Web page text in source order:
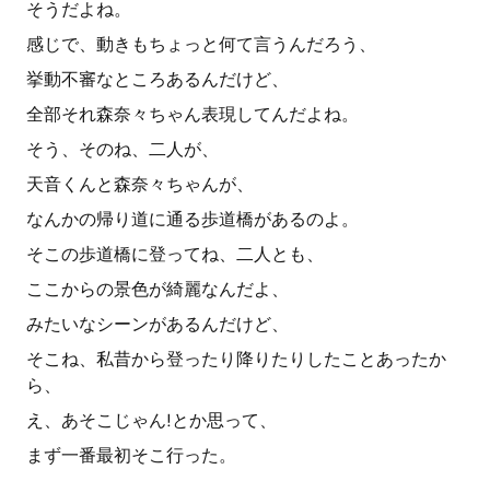
そうだよね。
感じで、動きもちょっと何て言うんだろう、
挙動不審なところあるんだけど、
全部それ森奈々ちゃん表現してんだよね。
そう、そのね、二人が、
天音くんと森奈々ちゃんが、
なんかの帰り道に通る歩道橋があるのよ。
そこの歩道橋に登ってね、二人とも、
ここからの景色が綺麗なんだよ、
みたいなシーンがあるんだけど、
そこね、私昔から登ったり降りたりしたことあったか
ら、
え、あそこじゃん!とか思って、
まず一番最初そこ行った。